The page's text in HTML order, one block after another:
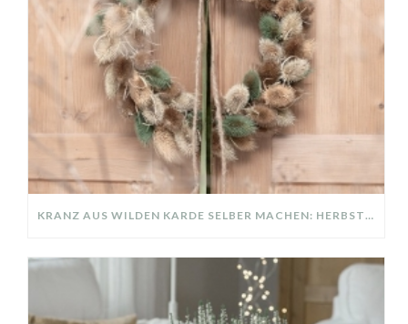
KRANZ AUS WILDEN KARDE SELBER MACHEN: HERBSTDEKO GANZ EINFACH